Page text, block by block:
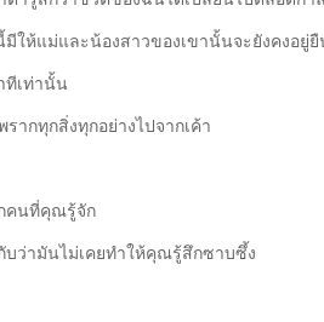
ให้แม่และน้องสาวของเขานั้นจะยังคงอยู่
ทีเท่านั้น
ากทุกสิ่งทุกอย่างไปจากเค้า
คนที่คุณรู้จัก
ว่ามันไม่เคยทำให้คุณรู้สึกซาบซึ้ง